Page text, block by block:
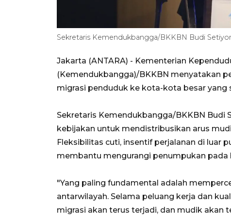
Sekretaris Kemendukbangga/BKKBN Budi
Jakarta (ANTARA) - Kementerian
(Kemendukbangga)/BKKBN menyatakan
migrasi penduduk ke kota-kota besar yang
Sekretaris Kemendukbangga/BKKBN Budi
kebijakan untuk mendistribusikan arus
Fleksibilitas cuti, insentif perjalanan di luar
membantu mengurangi penumpukan pada
"Yang paling fundamental adalah
antarwilayah. Selama peluang kerja dan
migrasi akan terus terjadi, dan mudik akan